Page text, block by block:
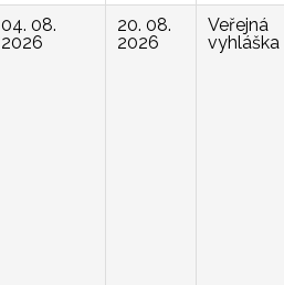
04. 08.
2026
20. 08.
2026
Veřejná
vyhláška